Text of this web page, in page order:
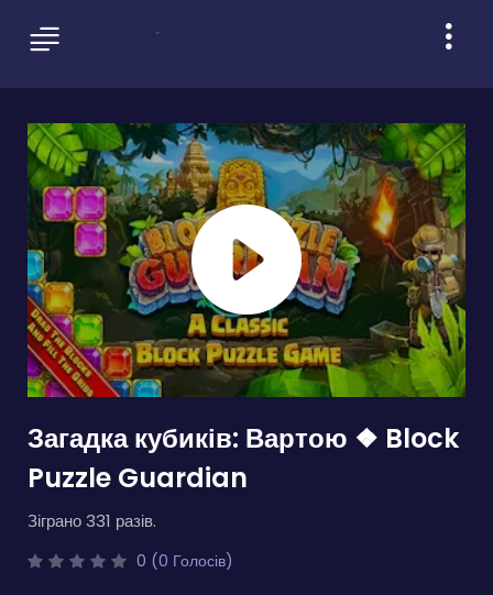
Загадка кубиків: Вартою ❖ Block
Puzzle Guardian
Зіграно 331 разів.
0 (0 Голосів)